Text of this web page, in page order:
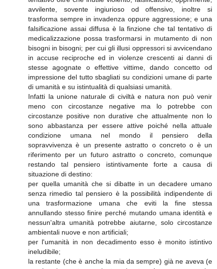
avvilente, sovente ingiurioso od offensivo, inoltre si
trasforma sempre in invadenza oppure aggressione; e una
falsificazione assai diffusa è la finzione che tal tentativo di
medicalizzazione possa trasformarsi in mutamento di non
bisogni in bisogni; per cui gli illusi oppressori si avvicendano
in accuse reciproche ed in violenze crescenti ai danni di
stesse agognate o effettive vittime, dando concetto od
impressione del tutto sbagliati su condizioni umane di parte
di umanità e su istintualità di qualsiasi umanità.
Infatti la unione naturale di civiltà e natura non può venir
meno con circostanze negative ma lo potrebbe con
circostanze positive non durative che attualmente non lo
sono abbastanza per essere attive poiché nella attuale
condizione umana nel mondo il pensiero della
sopravvivenza è un presente astratto o concreto o è un
riferimento per un futuro astratto o concreto, comunque
restando tal pensiero istintivamente forte a causa di
situazione di destino:
per quella umanità che si dibatte in un decadere umano
senza rimedio tal pensiero è la possibilità indipendente di
una trasformazione umana che eviti la fine stessa
annullando stesso finire perché mutando umana identità e
nessun'altra umanità potrebbe aiutarne, solo circostanze
ambientali nuove e non artificiali;
per l'umanità in non decadimento esso è monito istintivo
ineludibile;
la restante (che è anche la mia da sempre) già ne aveva (e